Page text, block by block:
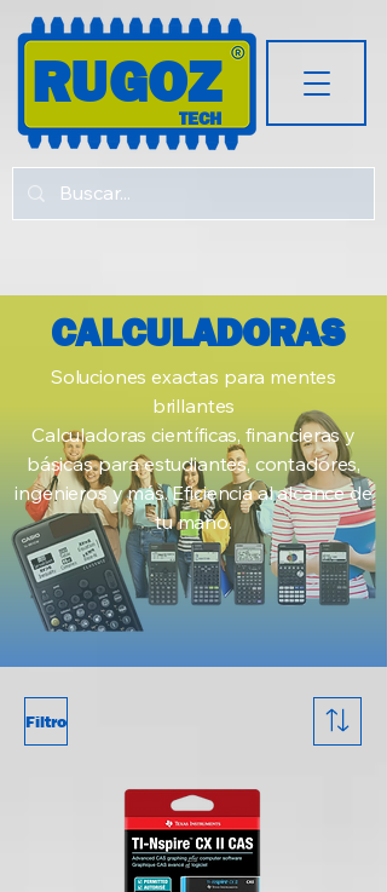
RUGOZ
TECH
CALCULADORAS
Soluciones exactas para mentes
brillantes
Calculadoras científicas, financieras y
básicas para estudiantes, contadores,
ingenieros y más. Eficiencia al alcance de
tu mano.
Filtro